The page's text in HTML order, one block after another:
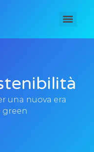
una nuova era
green